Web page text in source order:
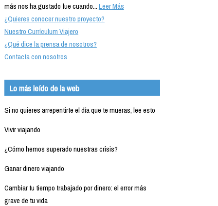
más nos ha gustado fue cuando...Leer Más
¿Quieres conocer nuestro proyecto?
Nuestro Currículum Viajero
¿Qué dice la prensa de nosotros?
Contacta con nosotros
Lo más leído de la web
Si no quieres arrepentirte el día que te mueras, lee esto
Vivir viajando
¿Cómo hemos superado nuestras crisis?
Ganar dinero viajando
Cambiar tu tiempo trabajado por dinero: el error más
grave de tu vida